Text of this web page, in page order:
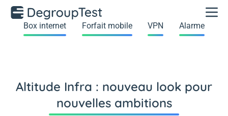
Box internet Forfait mobile VPN Alarme
Altitude Infra : nouveau look pour
nouvelles ambitions